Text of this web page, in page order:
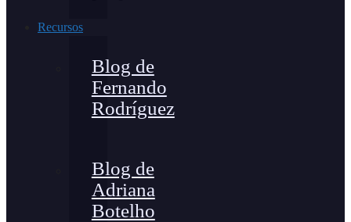
Recursos
Blog de
Fernando
Rodríguez
Blog de
Adriana
Botelho